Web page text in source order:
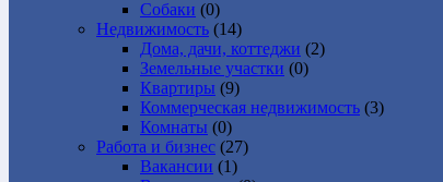
Собаки (0)
Недвижимость (14)
Дома, дачи, коттеджи (2)
Земельные участки (0)
Квартиры (9)
Коммерческая недвижимость (3)
Комнаты (0)
Работа и бизнес (27)
Вакансии (1)